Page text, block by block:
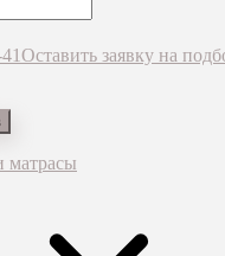
Оставить заявку на
матрасы